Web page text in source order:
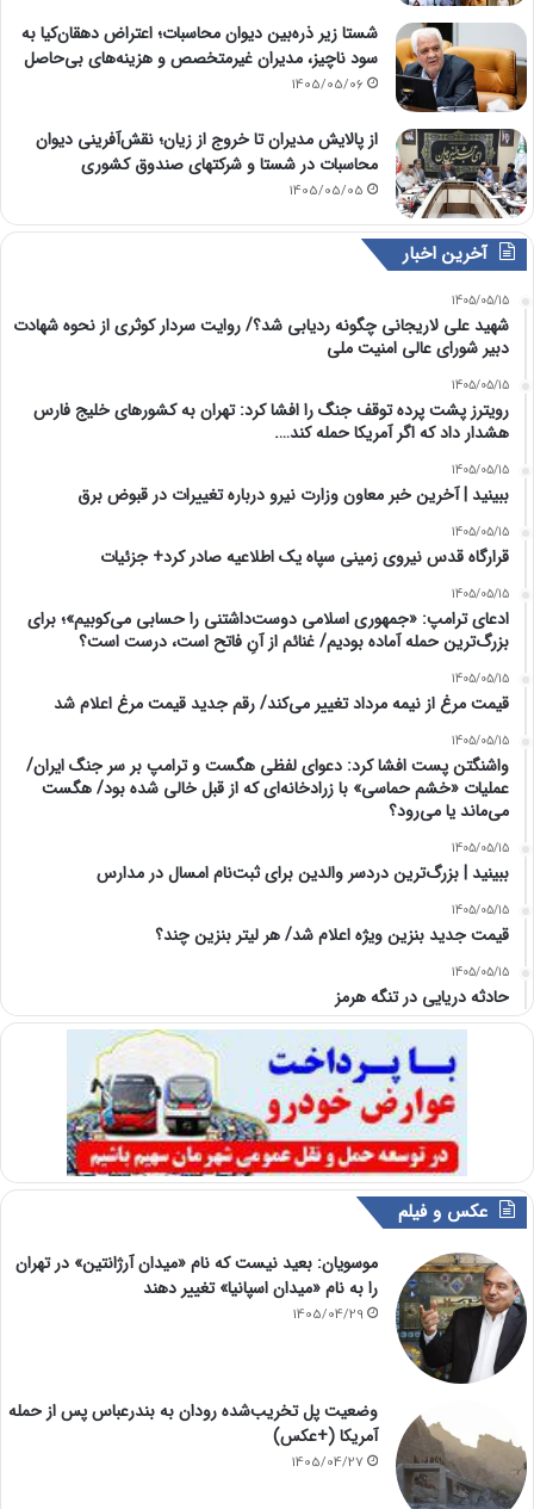
شستا زیر ذره‌بین دیوان محاسبات؛ اعتراض دهقان‌کیا به
سود ناچیز، مدیران غیرمتخصص و هزینه‌های بی‌حاصل
1405/05/06
از پالایش مدیران تا خروج از زیان؛ نقش‌آفرینی دیوان
محاسبات در شستا و شرکتهای صندوق کشوری
1405/05/05
آخرین اخبار
1405/05/15
شهید علی لاریجانی چگونه ردیابی شد؟/ روایت سردار کوثری از نحوه شهادت
دبیر شورای عالی امنیت ملی
1405/05/15
رویترز پشت پرده توقف جنگ را افشا کرد: تهران به کشورهای خلیج فارس
هشدار داد که اگر آمریکا حمله کند….
1405/05/15
ببینید | آخرین خبر معاون وزارت نیرو درباره تغییرات در قبوض برق
1405/05/15
قرارگاه قدس نیروی زمینی سپاه یک اطلاعیه صادر کرد+ جزئیات
1405/05/15
ادعای ترامپ: «جمهوری اسلامی دوست‌داشتنی را حسابی می‌کوبیم»؛ برای
بزرگ‌ترین حمله آماده بودیم/ غنائم از آنِ فاتح است، درست است؟
1405/05/15
قیمت مرغ از نیمه مرداد تغییر می‌کند/ رقم جدید قیمت مرغ اعلام شد
1405/05/15
واشنگتن پست افشا کرد: دعوای لفظی هگست و ترامپ بر سر جنگ ایران/
عملیات «خشم حماسی» با زرادخانه‌ای که از قبل خالی شده بود/ هگست
می‌ماند یا می‌رود؟
1405/05/15
ببینید | بزرگ‌ترین دردسر والدین برای ثبت‌نام امسال در مدارس
1405/05/15
قیمت جدید بنزین ویژه اعلام شد/ هر لیتر بنزین چند؟
1405/05/15
حادثه دریایی در تنگه هرمز
عکس و فیلم
موسویان: بعید نیست که نام «میدان آرژانتین» در تهران
را به نام «میدان اسپانیا» تغییر دهند
1405/04/29
وضعیت پل تخریب‌شده رودان به بندرعباس پس از حمله
آمریکا (+عکس)
1405/04/27